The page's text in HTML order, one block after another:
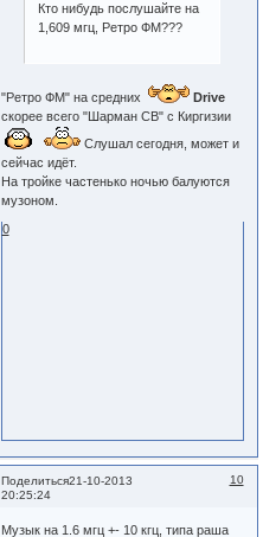
Кто нибудь послушайте на
1,609 мгц, Ретро ФМ???
"Ретро ФМ" на средних
Drive
скорее всего "Шарман СВ" с Киргизии
Слушал сегодня, может и
сейчас идёт.
На тройке частенько ночью балуются
музоном.
0
Поделиться 10
21-10-2013
20:25:24
Музык на 1.6 мгц +- 10 кгц, типа раша